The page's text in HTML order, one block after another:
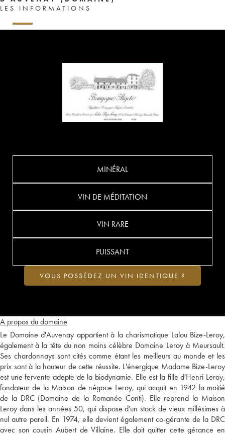
LES INFORMATIONS
A propos du domaine
Le Domaine d'Auvenay appartient à la charismatique Lalou Bize-Leroy,
également à la tête du non moins célèbre Domaine Leroy à Meursault.
Ses chardonnays sont cités comme étant les meilleurs au monde et les
prix sont à la hauteur de cette réussite. L'énergique Madame Bize-Leroy
est une fervente adepte de la biodynamie. Elle est la fille d'Henri Leroy,
fondateur de la Maison de négoce Leroy, qui acquit en 1942 la moitié
de la DRC (Domaine de la Romanée Conti). Elle reprend la Maison
Leroy dans les années 50, qui dispose d'un stock de vieux millésimes à
nul autre pareil. En 1974, elle devient également co-gérante de la DRC
avec son cousin Aubert de Villaine. Elle doit quitter cette gérance en
MINÉRAL
VIN DE MÉDITATION
VIN RARE
PUISSANT
VOUS POSSÉDEZ UN VIN IDENTIQUE ?